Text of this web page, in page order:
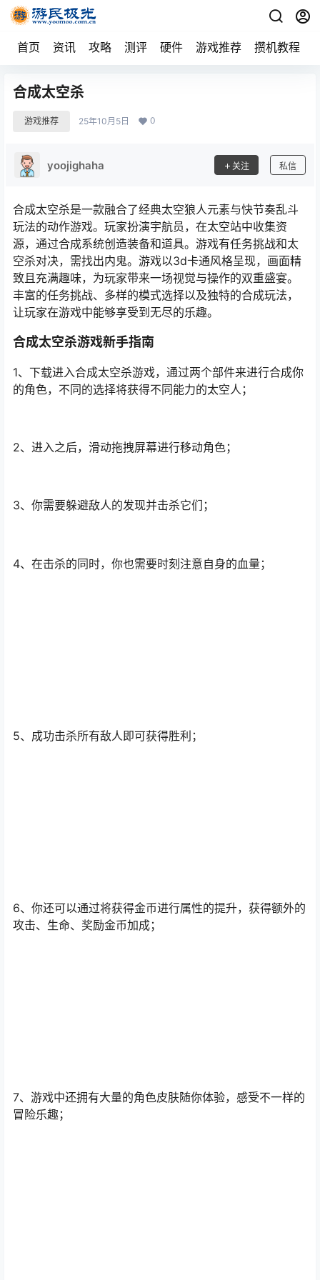
首页 资讯 攻略 测评 硬件 游戏推荐 攒机教程
合成太空杀
游戏推荐 25年10月5日 0
yoojighaha 关注 私信
合成太空杀是一款融合了经典太空狼人元素与快节奏乱斗
玩法的动作游戏。玩家扮演宇航员，在太空站中收集资
源，通过合成系统创造装备和道具。游戏有任务挑战和太
空杀对决，需找出内鬼。游戏以3d卡通风格呈现，画面精
致且充满趣味，为玩家带来一场视觉与操作的双重盛宴。
丰富的任务挑战、多样的模式选择以及独特的合成玩法，
让玩家在游戏中能够享受到无尽的乐趣。
合成太空杀游戏新手指南
1、下载进入合成太空杀游戏，通过两个部件来进行合成你
的角色，不同的选择将获得不同能力的太空人；
2、进入之后，滑动拖拽屏幕进行移动角色；
3、你需要躲避敌人的发现并击杀它们；
4、在击杀的同时，你也需要时刻注意自身的血量；
5、成功击杀所有敌人即可获得胜利；
6、你还可以通过将获得金币进行属性的提升，获得额外的
攻击、生命、奖励金币加成；
7、游戏中还拥有大量的角色皮肤随你体验，感受不一样的
冒险乐趣；